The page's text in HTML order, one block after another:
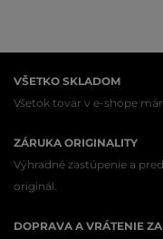
VŠETKO SKLADOM
Všetok tovar v e-shope
ZÁRUKA ORIGINALITY
Výhradné zastúpenie a
originál.
DOPRAVA A VRÁTENIE